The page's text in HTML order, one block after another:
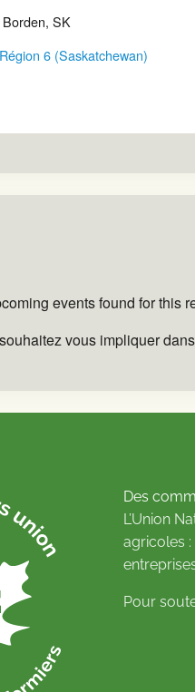
Borden, SK
Région 6 (Saskatchewan)
events found for this
vous impliquer
Des
L’Union
agricoles
Pour